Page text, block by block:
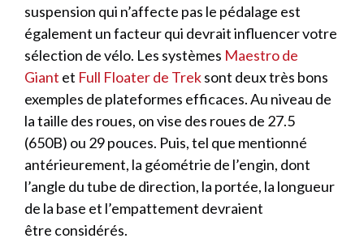
suspension qui n’affecte pas le pédalage est
également un facteur qui devrait influencer votre
sélection de vélo. Les systèmes Maestro de
Giant et Full Floater de Treksont deux très bons
exemples de plateformes efficaces. Au niveau de
la taille des roues, on vise des roues de 27.5
(650B) ou 29 pouces. Puis, tel que mentionné
antérieurement, la géométrie de l’engin, dont
l’angle du tube de direction, la portée, la longueur
de la base et l’empattement devraient
être considérés.